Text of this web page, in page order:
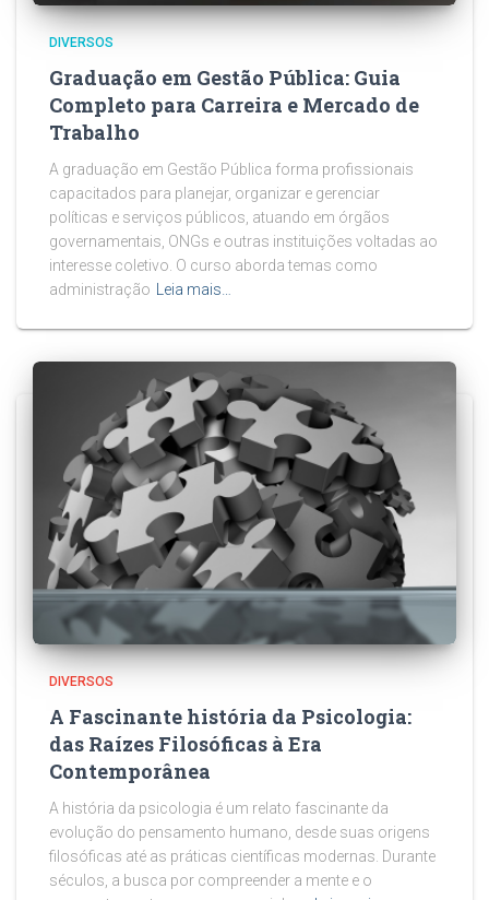
DIVERSOS
Graduação em Gestão Pública: Guia
Completo para Carreira e Mercado de
Trabalho
A graduação em Gestão Pública forma profissionais
capacitados para planejar, organizar e gerenciar
políticas e serviços públicos, atuando em órgãos
governamentais, ONGs e outras instituições voltadas ao
interesse coletivo. O curso aborda temas como
administração Leia mais…
DIVERSOS
A Fascinante história da Psicologia:
das Raízes Filosóficas à Era
Contemporânea
A história da psicologia é um relato fascinante da
evolução do pensamento humano, desde suas origens
filosóficas até as práticas científicas modernas. Durante
séculos, a busca por compreender a mente e o